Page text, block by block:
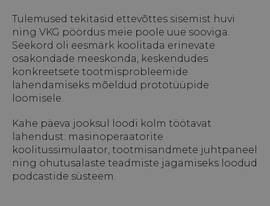
Tulemused tekitasid ettevõttes sisemist huvi
ning VKG pöördus meie poole uue sooviga.
Seekord oli eesmärk koolitada erinevate
osakondade meeskonda, keskendudes
konkreetsete tootmisprobleemide
lahendamiseks mõeldud prototüüpide
loomisele.
Kahe päeva jooksul loodi kolm töötavat
lahendust: masinoperaatorite
koolitussimulaator, tootmisandmete juhtpaneel
ning ohutusalaste teadmiste jagamiseks loodud
podcastide süsteem.